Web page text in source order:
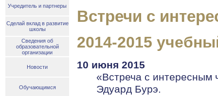
Учредитель и партнеры
Сделай вклад в развитие
школы
Сведения об
образовательной
организации
Новости
Обучающимся
Встречи с
2014-2015
10 июня 2015
«Встреча с интересным
Эдуард Бурэ.